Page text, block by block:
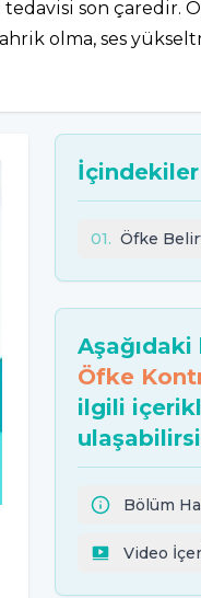
son çaredir.
olma, ses
İçindekiler
01. Öfke
Aşağıdaki
Öfke
ilgili
Bölüm
Video